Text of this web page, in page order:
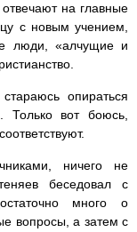
на главные
с новым учением,
люди, «алчущие и
опираться
вот боюсь,
ничего не
беседовал с
много о
вопросы, а затем с